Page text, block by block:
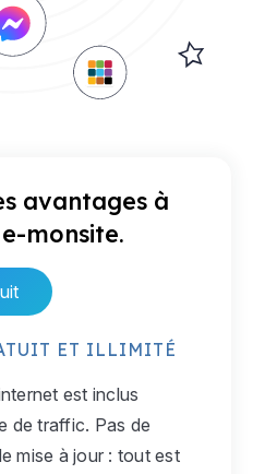
avantages à
monsite.
ET ILLIMITÉ
est inclus
de traffic. Pas de
mise à jour : tout est